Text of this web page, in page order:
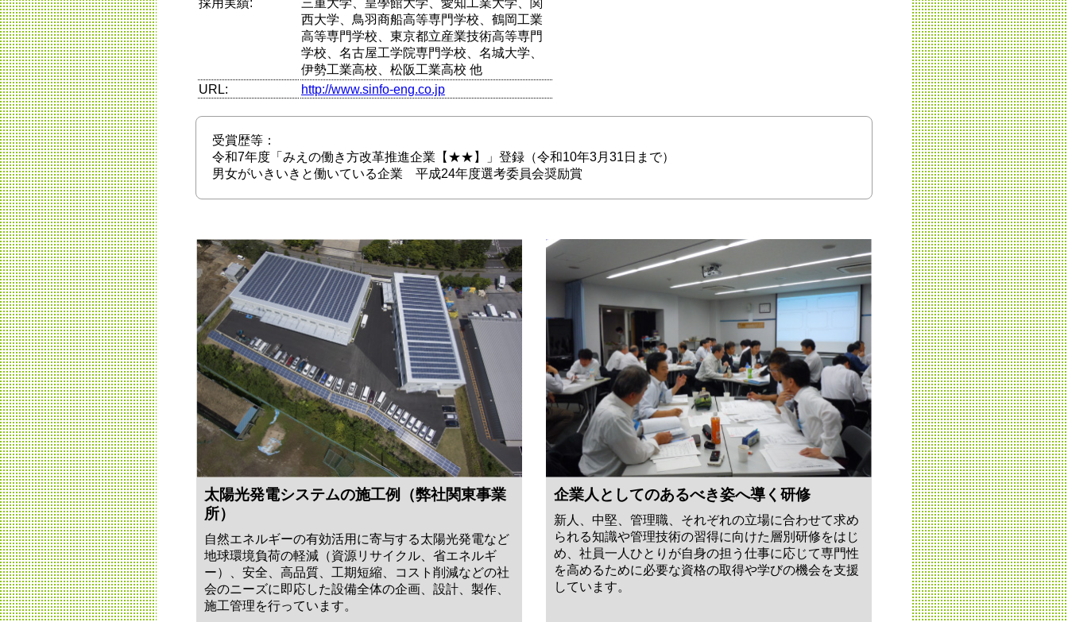
採用実績:
三重大学、皇學館大学、愛知工業大学、関
西大学、鳥羽商船高等専門学校、鶴岡工業
高等専門学校、東京都立産業技術高等専門
学校、名古屋工学院専門学校、名城大学、
伊勢工業高校、松阪工業高校 他
URL:
http://www.sinfo-eng.co.jp
受賞歴等：
令和7年度「みえの働き方改革推進企業【★★】」登録（令和10年3月31日まで）
男女がいきいきと働いている企業 平成24年度選考委員会奨励賞
太陽光発電システムの施工例（弊社関東事業
所）
自然エネルギーの有効活用に寄与する太陽光発電など
地球環境負荷の軽減（資源リサイクル、省エネルギ
ー）、安全、高品質、工期短縮、コスト削減などの社
会のニーズに即応した設備全体の企画、設計、製作、
施工管理を行っています。
企業人としてのあるべき姿へ導く研修
新人、中堅、管理職、それぞれの立場に合わせて求め
られる知識や管理技術の習得に向けた層別研修をはじ
め、社員一人ひとりが自身の担う仕事に応じて専門性
を高めるために必要な資格の取得や学びの機会を支援
しています。